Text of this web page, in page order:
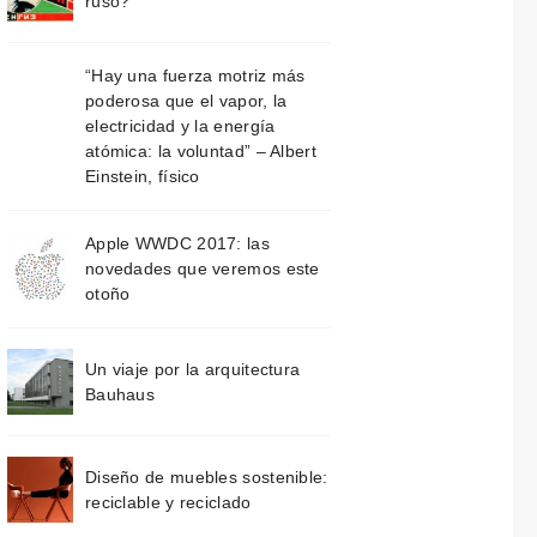
“Hay una fuerza motriz más
poderosa que el vapor, la
electricidad y la energía
atómica: la voluntad” – Albert
Einstein, físico
Apple WWDC 2017: las
novedades que veremos este
otoño
Un viaje por la arquitectura
Bauhaus
Diseño de muebles sostenible:
reciclable y reciclado